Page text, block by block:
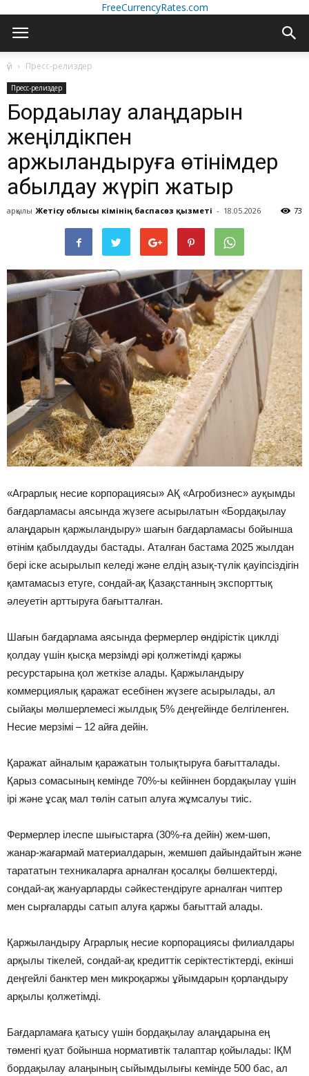
FreeCurrencyRates.com
үй Пресс-релиздер
Пресс-релиздер
Бордақылау алаңдарын
жеңілдікпен
қаржыландыруға өтінімдер
қабылдау жүріп жатыр
арқылы Жетісу облысы әкімінің баспасөз қызметі - 18.05.2026 73
«Аграрлық несие корпорациясы» АҚ «Агробизнес» ауқымды
бағдарламасы аясында жүзеге асырылатын «Бордақылау
алаңдарын қаржыландыру» шағын бағдарламасы бойынша
өтінім қабылдауды бастады. Аталған бастама 2025 жылдан
бері іске асырылып келеді және елдің азық-түлік қауіпсіздігін
қамтамасыз етуге, сондай-ақ Қазақстанның экспорттық
әлеуетін арттыруға бағытталған.
Шағын бағдарлама аясында фермерлер өндірістік циклді
қолдау үшін қысқа мерзімді әрі қолжетімді қаржы
ресурстарына қол жеткізе алады. Қаржыландыру
коммерциялық қаражат есебінен жүзеге асырылады, ал
сыйақы мөлшерлемесі жылдық 5% деңгейінде белгіленген.
Несие мерзімі – 12 айға дейін.
Қаражат айналым қаражатын толықтыруға бағытталады.
Қарыз сомасының кемінде 70%-ы кейіннен бордақылау үшін
ірі және ұсақ мал төлін сатып алуға жұмсалуы тиіс.
Фермерлер ілеспе шығыстарға (30%-ға дейін) жем-шөп,
жанар-жағармай материалдарын, жемшөп дайындайтын және
тарататын техникаларға арналған қосалқы бөлшектерді,
сондай-ақ жануарларды сәйкестендіруге арналған чиптер
мен сырғаларды сатып алуға қаржы бағыттай алады.
Қаржыландыру Аграрлық несие корпорациясы филиалдары
арқылы тікелей, сондай-ақ кредиттік серіктестіктерді, екінші
деңгейлі банктер мен микроқаржы ұйымдарын қорландыру
арқылы қолжетімді.
Бағдарламаға қатысу үшін бордақылау алаңдарына ең
төменгі қуат бойынша нормативтік талаптар қойылады: ІҚМ
бордақылау алаңының сыйымдылығы кемінде 500 бас, ал